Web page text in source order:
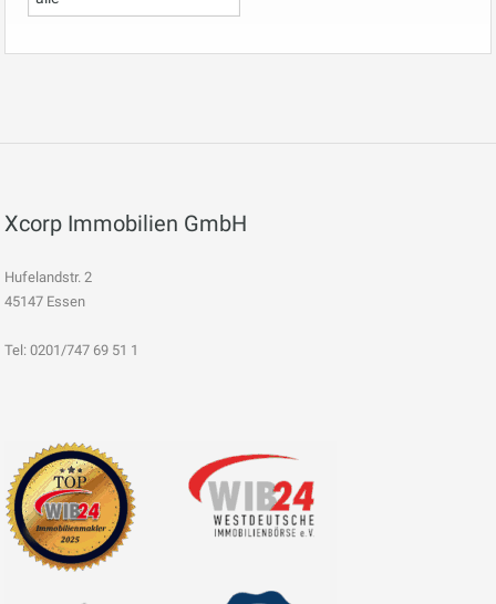
Xcorp Immobilien GmbH
Hufelandstr. 2
45147 Essen
Tel: 0201/747 69 51 1